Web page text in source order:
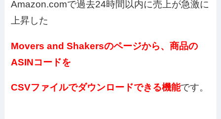
Amazon.comで過去24時間以内に売上が急激に
上昇した
Movers and Shakersのページから、商品の
ASINコードを
CSVファイルでダウンロードできる機能です。